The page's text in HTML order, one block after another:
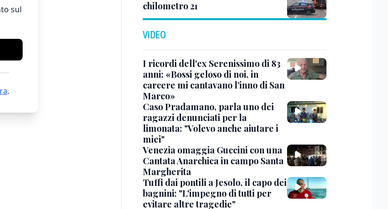
sul
.
chilometro 21
VIDEO
I ricordi dell'ex Serenissimo di 83
anni: «Bossi geloso di noi, in
carcere mi cantavano l’inno di San
Marco»
Caso Pradamano, parla uno dei
ragazzi denunciati per la
limonata: "Volevo anche aiutare i
miei"
Venezia omaggia Guccini con una
Cantata Anarchica in campo Santa
Margherita
Tuffi dai pontili a Jesolo, il capo dei
bagnini: "L'impegno di tutti per
evitare altre tragedie"